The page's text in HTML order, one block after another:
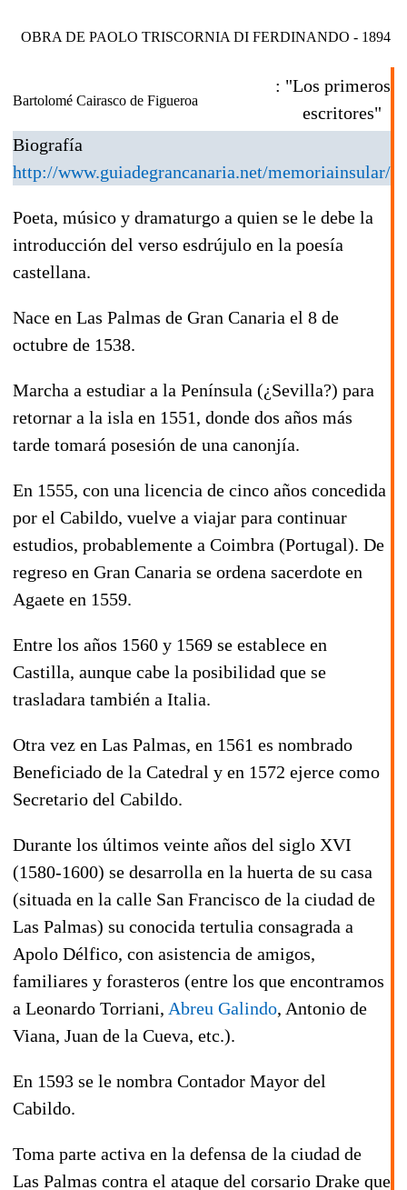
OBRA DE PAOLO TRISCORNIA DI FERDINANDO - 1894
Bartolomé Cairasco de Figueroa
: "Los primeros
escritores"
Biografía
http://www.guiadegrancanaria.net/memoriainsular/
Poeta, músico y dramaturgo a quien se le debe la
introducción del verso esdrújulo en la poesía
castellana.
Nace en Las Palmas de Gran Canaria el 8 de
octubre de 1538.
Marcha a estudiar a la Península (¿Sevilla?) para
retornar a la isla en 1551, donde dos años más
tarde tomará posesión de una canonjía.
En 1555, con una licencia de cinco años concedida
por el Cabildo, vuelve a viajar para continuar
estudios, probablemente a Coimbra (Portugal). De
regreso en Gran Canaria se ordena sacerdote en
Agaete en 1559.
Entre los años 1560 y 1569 se establece en
Castilla, aunque cabe la posibilidad que se
trasladara también a Italia.
Otra vez en Las Palmas, en 1561 es nombrado
Beneficiado de la Catedral y en 1572 ejerce como
Secretario del Cabildo.
Durante los últimos veinte años del siglo XVI
(1580-1600) se desarrolla en la huerta de su casa
(situada en la calle San Francisco de la ciudad de
Las Palmas) su conocida tertulia consagrada a
Apolo Délfico, con asistencia de amigos,
familiares y forasteros (entre los que encontramos
a Leonardo Torriani, Abreu Galindo, Antonio de
Viana, Juan de la Cueva, etc.).
En 1593 se le nombra Contador Mayor del
Cabildo.
Toma parte activa en la defensa de la ciudad de
Las Palmas contra el ataque del corsario Drake que